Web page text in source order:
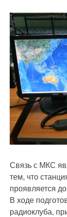
Связь с МКС
тем, что
проявляется
В ходе
радиоклуба,